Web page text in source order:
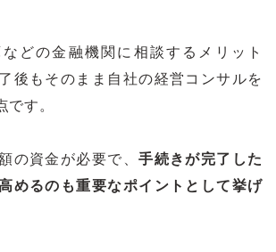
どの金融機関に相談するメリット
後もそのまま自社の経営コンサルを
です。
の資金が必要で、手続きが完了した
めるのも重要なポイントとして挙げ